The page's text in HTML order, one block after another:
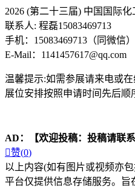
2026 (第二十三届) 中国国际
联系人: 程磊15083469713
手机：15083469713（同微信）
E-Mail：1141457617@qq.com
温馨提示:如需参展请来电或
展位安排按照申请时间先后顺
AD：
【欢迎投稿：投稿请联
赞(0)
以上内容(如有图片或视频亦
平台仅提供信息存储服务。